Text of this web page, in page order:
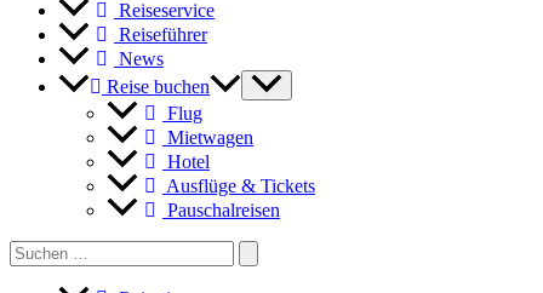
Reiseservice
Reiseführer
News
Reise buchen
Flug
Mietwagen
Hotel
Ausflüge & Tickets
Pauschalreisen
Search
for: